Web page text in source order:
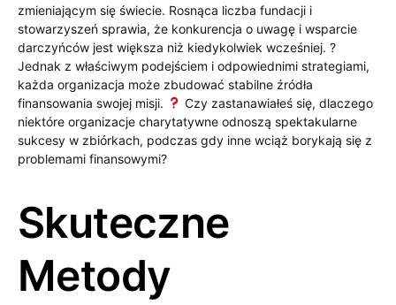
zmieniającym się świecie. Rosnąca liczba fundacji i
stowarzyszeń sprawia, że konkurencja o uwagę i wsparcie
darczyńców jest większa niż kiedykolwiek wcześniej. ?
Jednak z właściwym podejściem i odpowiednimi strategiami,
każda organizacja może zbudować stabilne źródła
finansowania swojej misji.
Czy zastanawiałeś się, dlaczego
niektóre organizacje charytatywne odnoszą spektakularne
sukcesy w zbiórkach, podczas gdy inne wciąż borykają się z
problemami finansowymi?
Skuteczne
Metody